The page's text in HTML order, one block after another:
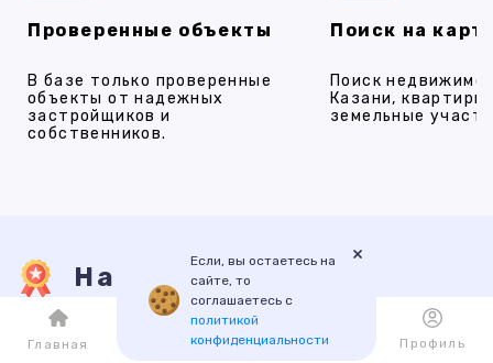
Проверенные объекты
В базе только проверенные
объекты от надежных
застройщиков и
собственников.
Поиск на
Поиск
Казани,
земельные
Наши услуги
ПРОДАЖА НОВОСТРОЙКИ ИПОТЕКА
Если, вы остаетесь на
сайте, то
соглашаетесь с
политикой
конфиденциальности
×
Главная Каталог Избранное Профиль